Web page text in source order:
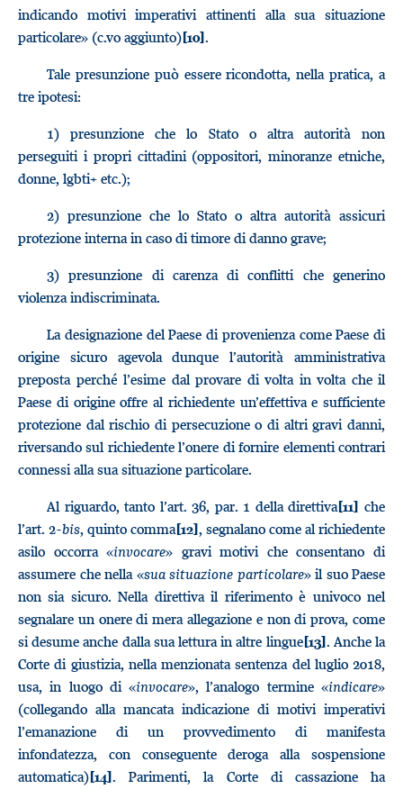
indicando motivi imperativi attinenti alla sua situazione
particolare» (c.vo aggiunto)[10].
Tale presunzione può essere ricondotta, nella pratica, a
tre ipotesi:
1) presunzione che lo Stato o altra autorità non
perseguiti i propri cittadini (oppositori, minoranze etniche,
donne, lgbti+ etc.);
2) presunzione che lo Stato o altra autorità assicuri
protezione interna in caso di timore di danno grave;
3) presunzione di carenza di conflitti che generino
violenza indiscriminata.
La designazione del Paese di provenienza come Paese di
origine sicuro agevola dunque l’autorità amministrativa
preposta perché l’esime dal provare di volta in volta che il
Paese di origine offre al richiedente un’effettiva e sufficiente
protezione dal rischio di persecuzione o di altri gravi danni,
riversando sul richiedente l’onere di fornire elementi contrari
connessi alla sua situazione particolare.
Al riguardo, tanto l’art. 36, par. 1 della direttiva[11] che
l’art. 2-bis, quinto comma[12], segnalano come al richiedente
asilo occorra «invocare» gravi motivi che consentano di
assumere che nella «sua situazione particolare» il suo Paese
non sia sicuro. Nella direttiva il riferimento è univoco nel
segnalare un onere di mera allegazione e non di prova, come
si desume anche dalla sua lettura in altre lingue[13]. Anche la
Corte di giustizia, nella menzionata sentenza del luglio 2018,
usa, in luogo di «invocare», l’analogo termine «indicare»
(collegando alla mancata indicazione di motivi imperativi
l’emanazione di un provvedimento di manifesta
infondatezza, con conseguente deroga alla sospensione
automatica)[14]. Parimenti, la Corte di cassazione ha